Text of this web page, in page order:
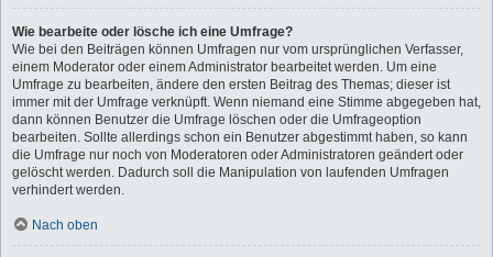
Wie bearbeite oder lösche ich eine Umfrage?
Wie bei den Beiträgen können Umfragen nur vom ursprünglichen Verfasser,
einem Moderator oder einem Administrator bearbeitet werden. Um eine
Umfrage zu bearbeiten, ändere den ersten Beitrag des Themas; dieser ist
immer mit der Umfrage verknüpft. Wenn niemand eine Stimme abgegeben hat,
dann können Benutzer die Umfrage löschen oder die Umfrageoption
bearbeiten. Sollte allerdings schon ein Benutzer abgestimmt haben, so kann
die Umfrage nur noch von Moderatoren oder Administratoren geändert oder
gelöscht werden. Dadurch soll die Manipulation von laufenden Umfragen
verhindert werden.
Nach oben